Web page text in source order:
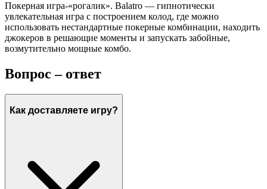
Покерная игра-«рогалик». Balatro — гипнотически
увлекательная игра с построением колод, где можно
использовать нестандартные покерные комбинации, находить
джокеров в решающие моменты и запускать забойные,
возмутительно мощные комбо.
Вопрос – ответ
Как доставляете игру?